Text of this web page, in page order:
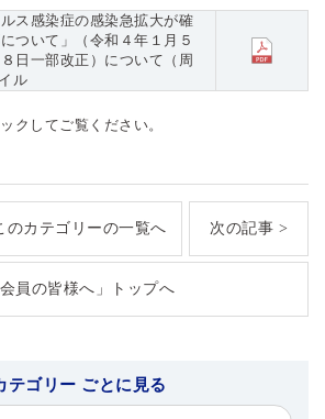
ス感染症の感染急拡大が確
ついて」（令和４年１月５
日一部改正）について（周
ル
クしてご覧ください。
のカテゴリーの一覧へ 次の記事 >
会員の皆様へ」トップへ
テゴリー ごとに見る